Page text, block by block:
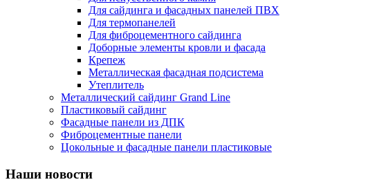
Для сайдинга и фасадных панелей ПВХ
Для термопанелей
Для фиброцементного сайдинга
Доборные элементы кровли и фасада
Крепеж
Металлическая фасадная подсистема
Утеплитель
Металлический сайдинг Grand Line
Пластиковый сайдинг
Фасадные панели из ДПК
Фиброцементные панели
Цокольные и фасадные панели пластиковые
Наши новости